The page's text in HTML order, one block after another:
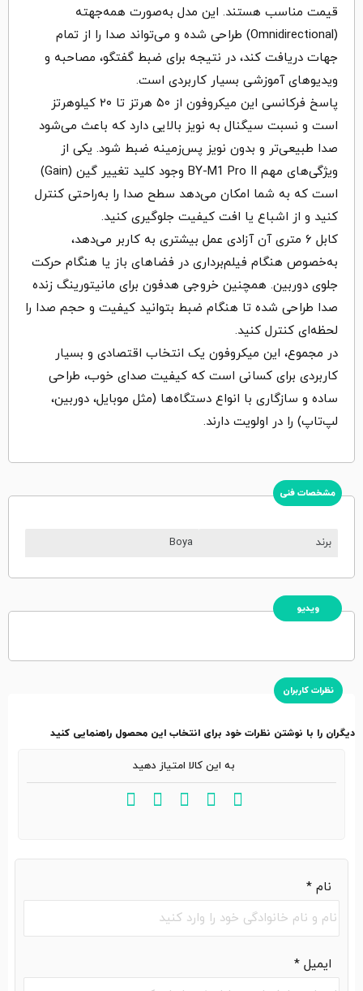
قیمت مناسب هستند. این مدل به‌صورت همه‌جهته
(Omnidirectional) طراحی شده و می‌تواند صدا را از تمام
جهات دریافت کند، در نتیجه برای ضبط گفتگو، مصاحبه و
ویدیوهای آموزشی بسیار کاربردی است.
پاسخ فرکانسی این میکروفون از ۵۰ هرتز تا ۲۰ کیلوهرتز
است و نسبت سیگنال به نویز بالایی دارد که باعث می‌شود
صدا طبیعی‌تر و بدون نویز پس‌زمینه ضبط شود. یکی از
ویژگی‌های مهم BY-M1 Pro II وجود کلید تغییر گین (Gain)
است که به شما امکان می‌دهد سطح صدا را به‌راحتی کنترل
کنید و از اشباع یا افت کیفیت جلوگیری کنید.
کابل ۶ متری آن آزادی عمل بیشتری به کاربر می‌دهد،
به‌خصوص هنگام فیلم‌برداری در فضاهای باز یا هنگام حرکت
جلوی دوربین. همچنین خروجی هدفون برای مانیتورینگ زنده
صدا طراحی شده تا هنگام ضبط بتوانید کیفیت و حجم صدا را
لحظه‌ای کنترل کنید.
در مجموع، این میکروفون یک انتخاب اقتصادی و بسیار
کاربردی برای کسانی است که کیفیت صدای خوب، طراحی
ساده و سازگاری با انواع دستگاه‌ها (مثل موبایل، دوربین،
لپ‌تاپ) را در اولویت دارند.
مشخصات فنی
برند Boya
ویدیو
نظرات کاربران
دیگران را با نوشتن نظرات خود برای انتخاب این محصول راهنمایی کنید
نام *
ایمیل *
به این کالا امتیاز دهید